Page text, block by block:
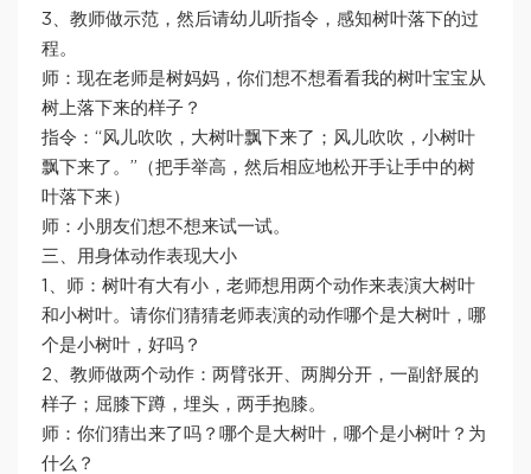
3、教师做示范，然后请幼儿听指令，感知树叶落下的过
程。
师：现在老师是树妈妈，你们想不想看看我的树叶宝宝从
树上落下来的样子？
指令：“风儿吹吹，大树叶飘下来了；风儿吹吹，小树叶
飘下来了。”（把手举高，然后相应地松开手让手中的树
叶落下来）
师：小朋友们想不想来试一试。
三、用身体动作表现大小
1、师：树叶有大有小，老师想用两个动作来表演大树叶
和小树叶。请你们猜猜老师表演的动作哪个是大树叶，哪
个是小树叶，好吗？
2、教师做两个动作：两臂张开、两脚分开，一副舒展的
样子；屈膝下蹲，埋头，两手抱膝。
师：你们猜出来了吗？哪个是大树叶，哪个是小树叶？为
什么？